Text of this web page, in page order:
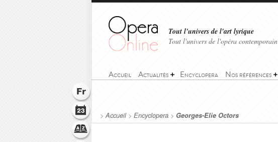
Tout l'univers de l'art lyrique
Tout l'univers de l'opéra contemporain
Accueil Actualités Encyclopera Nos références
>Accueil> Encyclopera > Georges-Elie Octors